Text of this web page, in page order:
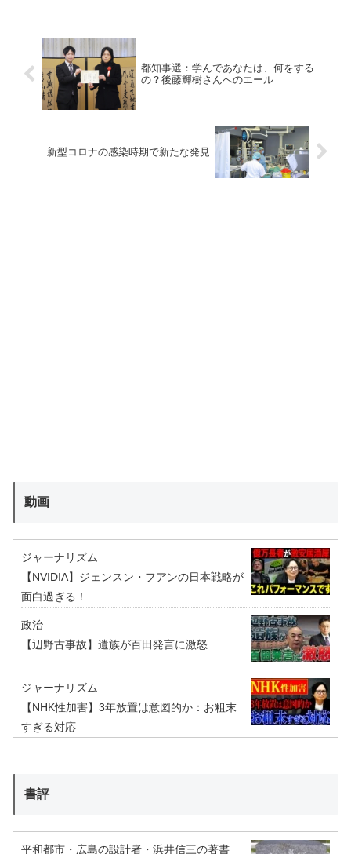
都知事選：学んであなたは、何をする
の？後藤輝樹さんへのエール
新型コロナの感染時期で新たな発見
動画
ジャーナリズム
【NVIDIA】ジェンスン・フアンの日本戦略が
面白過ぎる！
政治
【辺野古事故】遺族が百田発言に激怒
ジャーナリズム
【NHK性加害】3年放置は意図的か：お粗末
すぎる対応
書評
平和都市・広島の設計者・浜井信三の著書